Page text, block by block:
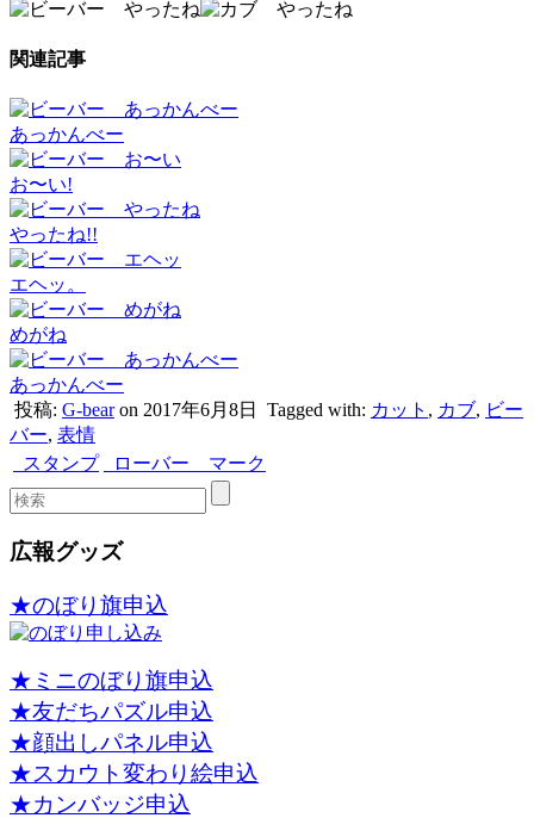
関連記事
あっかんべー
お〜い!
やったね!!
エヘッ。
めがね
あっかんべー
投稿: G-bearon 2017年6月8日 Tagged with: カット , カブ, ビー
バー, 表情
スタンプ
ローバー マーク
広報グッズ
★のぼり旗申込
★ミニのぼり旗申込
★友だちパズル申込
★顔出しパネル申込
★スカウト変わり絵申込
★カンバッジ申込